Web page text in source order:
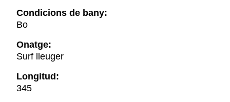
Condicions de bany:
Bo
Onatge:
Surf lleuger
Longitud:
345